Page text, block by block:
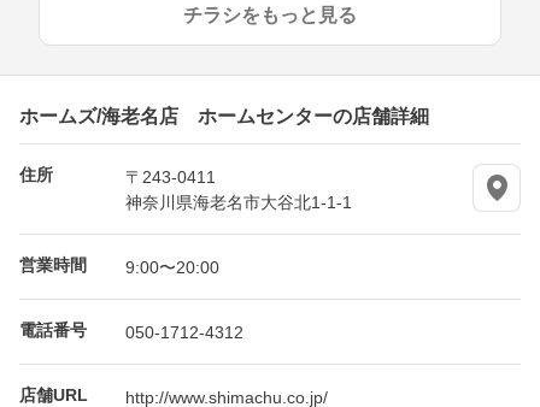
チラシをもっと見る
ホームズ/海老名店 ホームセンターの店舗詳細
住所
〒243-0411
神奈川県海老名市大谷北1-1-1
営業時間 9:00〜20:00
電話番号 050-1712-4312
店舗URL http://www.shimachu.co.jp/